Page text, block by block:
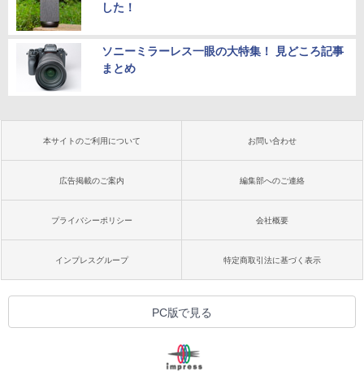
した！
ソニーミラーレス一眼の大特集！ 見どころ記事
まとめ
本サイトのご利用について お問い合わせ
広告掲載のご案内 編集部へのご連絡
プライバシーポリシー 会社概要
インプレスグループ 特定商取引法に基づく表示
PC版で見る